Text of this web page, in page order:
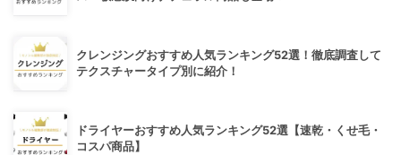
クレンジングおすすめ人気ランキング52選！徹底調査して
テクスチャータイプ別に紹介！
ドライヤーおすすめ人気ランキング52選【速乾・くせ毛・
コスパ商品】